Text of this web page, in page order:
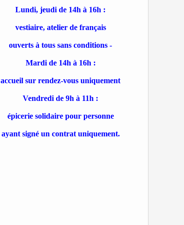
Lundi, jeudi de 14h à 16h :
vestiaire, atelier de français
ouverts à tous sans conditions -
Mardi de 14h à 16h :
accueil sur rendez-vous uniquement
Vendredi de 9h à 11h :
épicerie solidaire pour personne
ayant signé un contrat uniquement.